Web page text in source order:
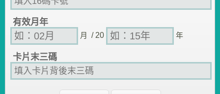
有效月年
月 / 20 年
卡片末三碼